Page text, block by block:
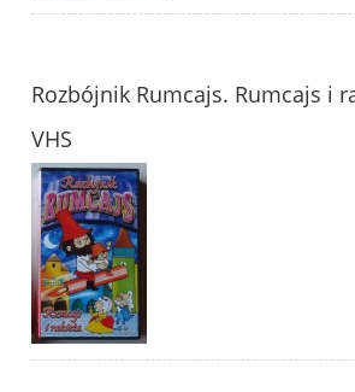
Rozbójnik Rumcajs. Rumcajs i
VHS